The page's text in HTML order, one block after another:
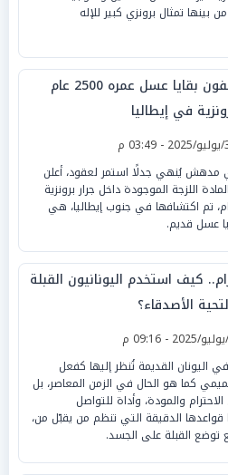
بينها تمثال برونزي كبير للإله
علماء يكتشفون بقايا عسل عمره 2500 عام
في إيطاليا
يُنهي جدلًا استمر لعقود، أعلن
اللزجة الموجودة داخل جرار برونزية
2500 عام، تم اكتشافها في جنوب إيطاليا، هي
عسل قديم.
كيف استخدم اليونانيون القبلة
الأصدقاء؟
اليونان القديمة تُنظر إليها كفعل
كما هو الحال في الزمن المعاصر، بل
والمودة، وأداة للتواصل
قواعدها الدقيقة التي تنظم من يقبّل من،
القبلة على الجسد.